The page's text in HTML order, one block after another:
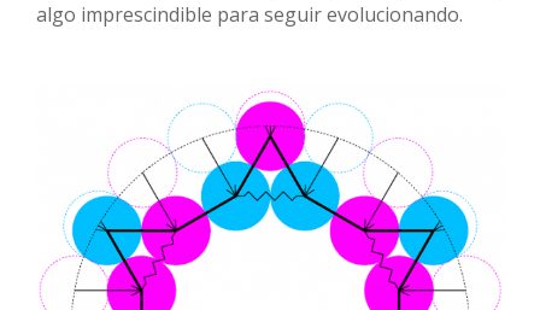
algo imprescindible para seguir evolucionando.